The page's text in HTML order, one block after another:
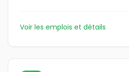
Voir les emplois et détails